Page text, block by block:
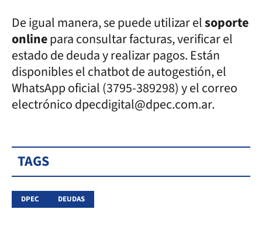
De igual manera, se puede utilizar elsoporte
onlinepara consultar facturas, verificar el
estado de deuda y realizar pagos. Están
disponibles el chatbot de autogestión, el
WhatsApp oficial (3795-389298) y el correo
electrónico dpecdigital@dpec.com.ar.
TAGS
DPEC DEUDAS